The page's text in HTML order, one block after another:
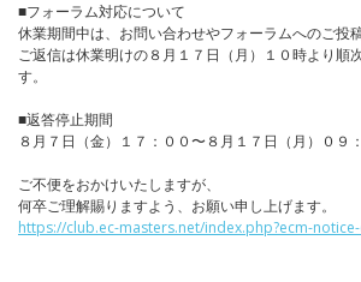
■フォーラム対応について
休業期間中は、お問い合わせやフォーラムへのご投
ご返信は休業明けの８月１７日（月）１０時より順
す。
■返答停止期間
８月７日（金）１７：００〜８月１７日（月）０９
ご不便をおかけいたしますが、
何卒ご理解賜りますよう、お願い申し上げます。
https://club.ec-masters.net/index.php?ecm-